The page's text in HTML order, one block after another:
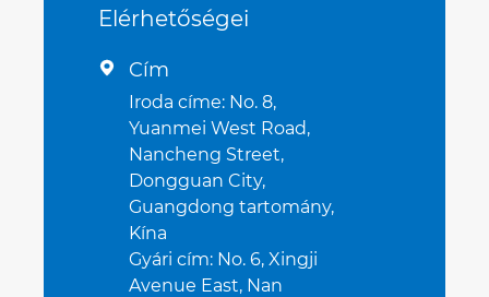
Elérhetőségei
 Cím
Iroda címe: No. 8,
Yuanmei West Road,
Nancheng Street,
Dongguan City,
Guangdong tartomány,
Kína
Gyári cím: No. 6, Xingji
Avenue East, Nan